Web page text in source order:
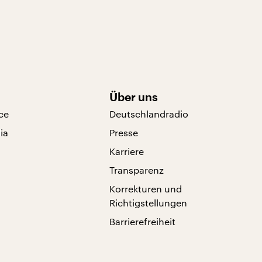
Über uns
Deutschlandradio
Presse
Karriere
Transparenz
Korrekturen und
Richtigstellungen
Barrierefreiheit